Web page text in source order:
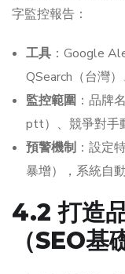
字監控報告：
工具 ：Google
QSearch（台灣
監控範圍 ：品牌
ptt）、競爭對手
預警機制 ：設定
暴增），系統自
4.2 打造
（SEO基